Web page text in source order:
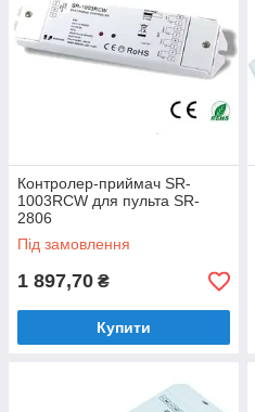
Контролер-приймач SR-
1003RCW для пульта SR-
2806
Під замовлення
1 897,70 ₴
Купити